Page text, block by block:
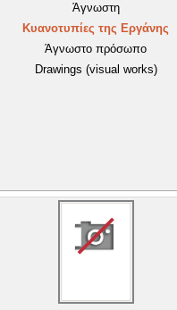
Άγνωστη
Κυανοτυπίες της Εργάνης
Άγνωστο πρόσωπο
Drawings (visual works)